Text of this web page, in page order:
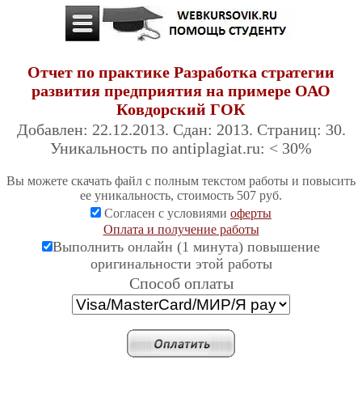
Отчет по практике Разработка стратегии
развития предприятия на примере ОАО
Ковдорский ГОК
Добавлен: 22.12.2013. Сдан: 2013. Страниц: 30.
Уникальность по antiplagiat.ru: < 30%
Вы можете скачать файл с полным текстом работы и повысить
ее уникальность, стоимость 507 руб.
Согласен с условиями оферты
Оплата и получение работы
Выполнить онлайн (1 минута) повышение
оригинальности этой работы
Cпособ оплаты